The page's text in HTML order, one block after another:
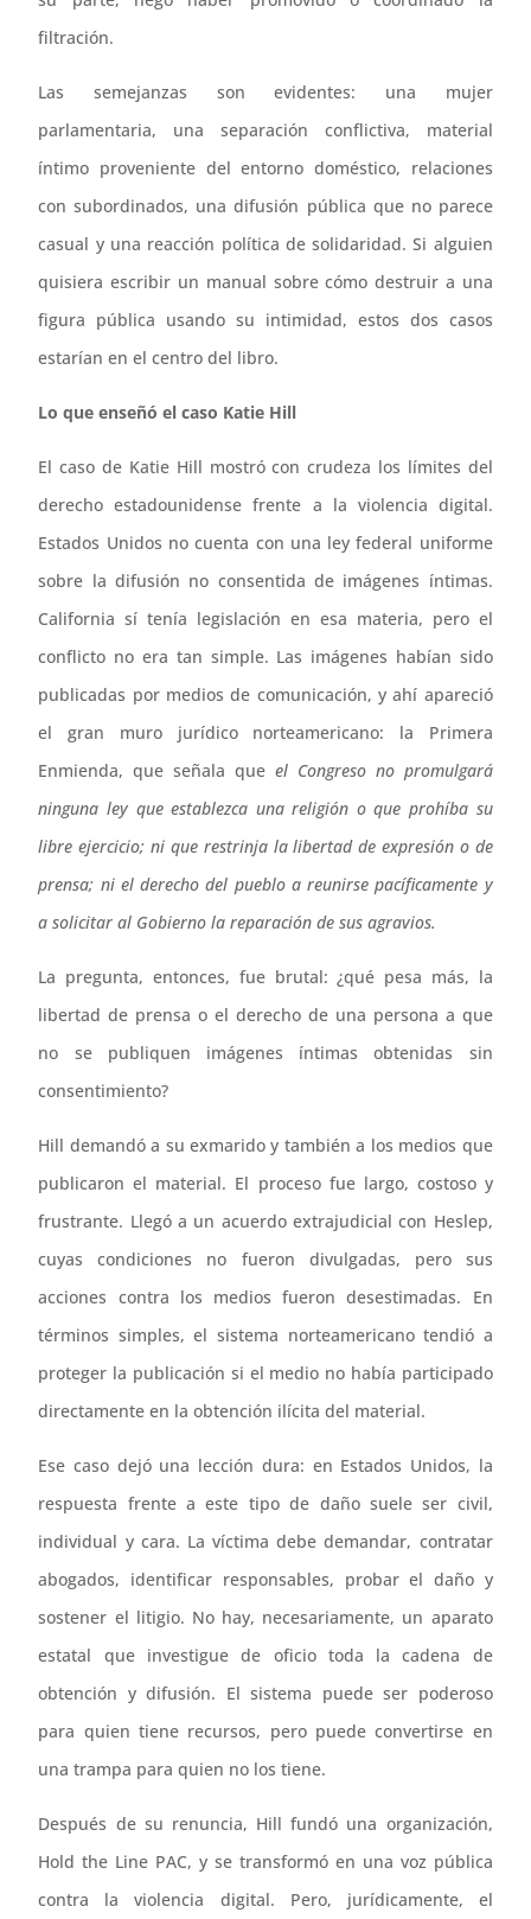
filtración.
Las semejanzas son evidentes: una mujer
parlamentaria, una separación conflictiva, material
íntimo proveniente del entorno doméstico, relaciones
con subordinados, una difusión pública que no parece
casual y una reacción política de solidaridad. Si alguien
quisiera escribir un manual sobre cómo destruir a una
figura pública usando su intimidad, estos dos casos
estarían en el centro del libro.
Lo que enseñó el caso Katie Hill
El caso de Katie Hill mostró con crudeza los límites del
derecho estadounidense frente a la violencia digital.
Estados Unidos no cuenta con una ley federal uniforme
sobre la difusión no consentida de imágenes íntimas.
California sí tenía legislación en esa materia, pero el
conflicto no era tan simple. Las imágenes habían sido
publicadas por medios de comunicación, y ahí apareció
el gran muro jurídico norteamericano: la Primera
Enmienda, que señala que el Congreso no promulgará
ninguna ley que establezca una religión o que prohíba su
libre ejercicio; ni que restrinja la libertad de expresión o de
prensa; ni el derecho del pueblo a reunirse pacíficamente y
a solicitar al Gobierno la reparación de sus agravios.
La pregunta, entonces, fue brutal: ¿qué pesa más, la
libertad de prensa o el derecho de una persona a que
no se publiquen imágenes íntimas obtenidas sin
consentimiento?
Hill demandó a su exmarido y también a los medios que
publicaron el material. El proceso fue largo, costoso y
frustrante. Llegó a un acuerdo extrajudicial con Heslep,
cuyas condiciones no fueron divulgadas, pero sus
acciones contra los medios fueron desestimadas. En
términos simples, el sistema norteamericano tendió a
proteger la publicación si el medio no había participado
directamente en la obtención ilícita del material.
Ese caso dejó una lección dura: en Estados Unidos, la
respuesta frente a este tipo de daño suele ser civil,
individual y cara. La víctima debe demandar, contratar
abogados, identificar responsables, probar el daño y
sostener el litigio. No hay, necesariamente, un aparato
estatal que investigue de oficio toda la cadena de
obtención y difusión. El sistema puede ser poderoso
para quien tiene recursos, pero puede convertirse en
una trampa para quien no los tiene.
Después de su renuncia, Hill fundó una organización,
Hold the Line PAC, y se transformó en una voz pública
contra la violencia digital. Pero, jurídicamente, el